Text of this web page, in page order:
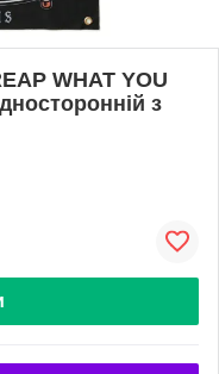
WHAT YOU
з